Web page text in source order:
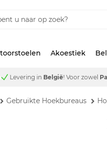
Akoestiek
Levering in België! Voor zowel
Gebruikte Hoekbureaus